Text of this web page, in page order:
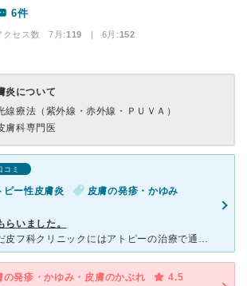
6件
クセス数 7月:119 | 6月:152
炎について
線療法（紫外線・赤外線・ＰＵＶＡ）
膚科専門医
コミ
ピー性皮膚炎
皮膚の発疹・かゆみ
らいました。
中川区にあるうえだ皮フ科クリニックにはアトピーの治療で通いました。このクリニックでは一般的な薬物療法に加えて漢方も処方してもらえ、治療を行ってくれます。院長の上田先生は丁寧に皮膚の状態をしっかり診てく
の発疹・かゆみ・皮膚のかぶれ
4.5